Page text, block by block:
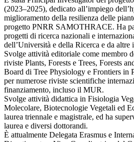
(2023–2025), dedicato all’impiego
miglioramento della resilienza delle
progetto PNRR SAMOTHRACE. Ha
progetti di ricerca nazionali e
dell’Università e della Ricerca e da altre
Svolge attività editoriale come membro
riviste Plants, Forests e Trees, Forests
Board di Tree Physiology e Frontiers in
per numerose riviste scientifiche
finanziamento, incluso il MUR.
Svolge attività didattica in Fisiologia
Molecolare, Biotecnologie Vegetali ed
laurea triennale e magistrale, ed ha
laurea e diversi dottorandi.
È attualmente Delegata Erasmus e